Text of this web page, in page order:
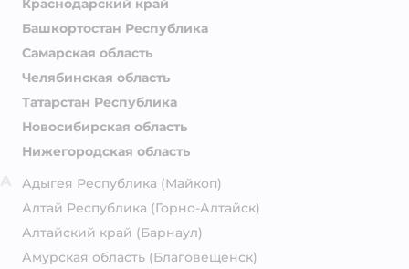
Краснодарский край
Башкортостан Республика
Самарская область
Челябинская область
Татарстан Республика
Новосибирская область
Нижегородская область
Адыгея Республика (Майкоп)
Алтай Республика (Горно-Алтайск)
Алтайский край (Барнаул)
Амурская область (Благовещенск)